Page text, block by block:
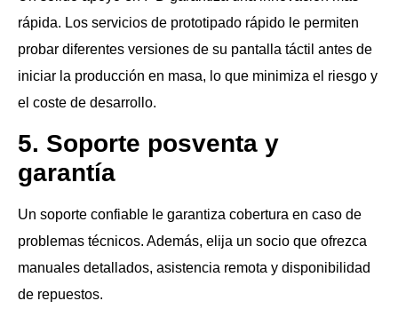
rápida. Los servicios de prototipado rápido le permiten
probar diferentes versiones de su pantalla táctil antes de
iniciar la producción en masa, lo que minimiza el riesgo y
el coste de desarrollo.
5. Soporte posventa y
garantía
Un soporte confiable le garantiza cobertura en caso de
problemas técnicos. Además, elija un socio que ofrezca
manuales detallados, asistencia remota y disponibilidad
de repuestos.